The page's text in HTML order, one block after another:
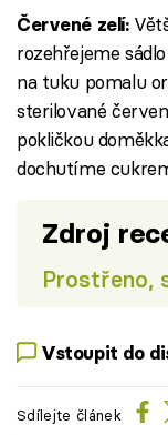
Červené zelí:
rozehřejeme
na tuku pomalu
sterilované
pokličkou
dochutíme
Zdroj
Prostřeno,
Vstoupit do
Sdílejte článek